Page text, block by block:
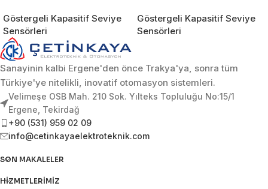
Göstergeli Kapasitif Seviye
Sensörleri
Göstergeli Kapasitif Seviye
Sensörleri
Sanayinin kalbi Ergene'den önce Trakya'ya, sonra tüm
Türkiye'ye nitelikli, inovatif otomasyon sistemleri.
Velimeşe OSB Mah. 210 Sok. Yılteks Topluluğu No:15/1
Ergene, Tekirdağ
+90 (531) 959 02 09
info@cetinkayaelektroteknik.com
SON MAKALELER
HIZMETLERIMIZ